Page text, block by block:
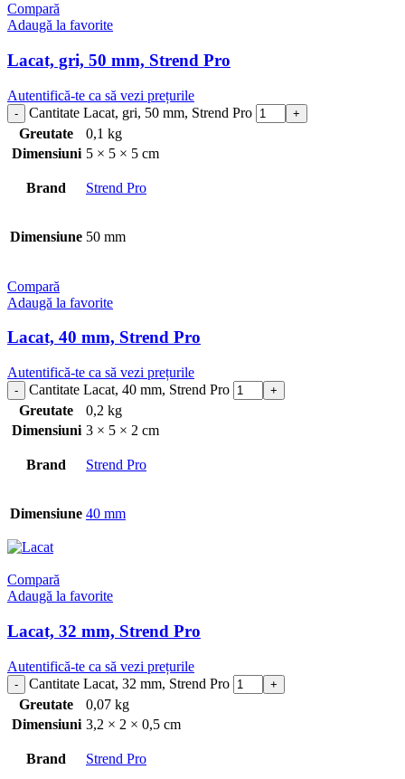
Compară
Adaugă la favorite
Lacat, gri, 50 mm, Strend Pro
Autentifică-te ca să vezi prețurile
Cantitate Lacat, gri, 50 mm, Strend Pro
Greutate
0,1 kg
Dimensiuni 5 × 5 × 5 cm
Brand Strend Pro
Dimensiune 50 mm
Compară
Adaugă la favorite
Lacat, 40 mm, Strend Pro
Autentifică-te ca să vezi prețurile
Cantitate Lacat, 40 mm, Strend Pro
Greutate
0,2 kg
Dimensiuni 3 × 5 × 2 cm
Brand Strend Pro
Dimensiune 40 mm
Compară
Adaugă la favorite
Lacat, 32 mm, Strend Pro
Autentifică-te ca să vezi prețurile
Cantitate Lacat, 32 mm, Strend Pro
Greutate
0,07 kg
Dimensiuni 3,2 × 2 × 0,5 cm
Brand Strend Pro